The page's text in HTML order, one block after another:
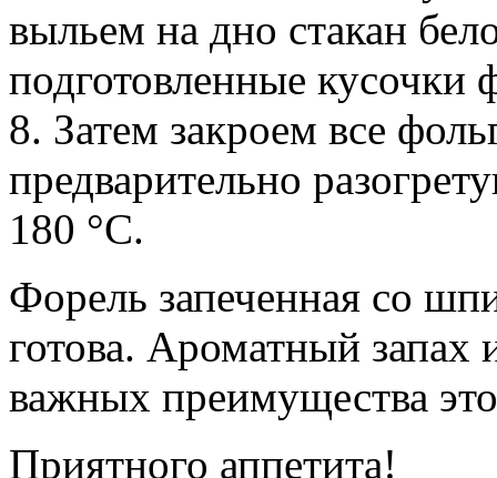
выльем на дно стакан
подготовленные кусочки
8. Затем закроем все
предварительно
180 °С.
Форель запеченная со
готова. Ароматный
важных преимущества
Приятного аппетита!